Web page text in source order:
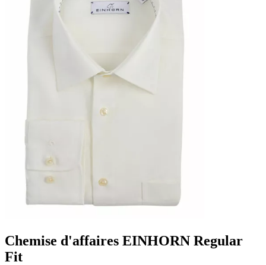
Chemise d'affaires EINHORN Regular
Fit